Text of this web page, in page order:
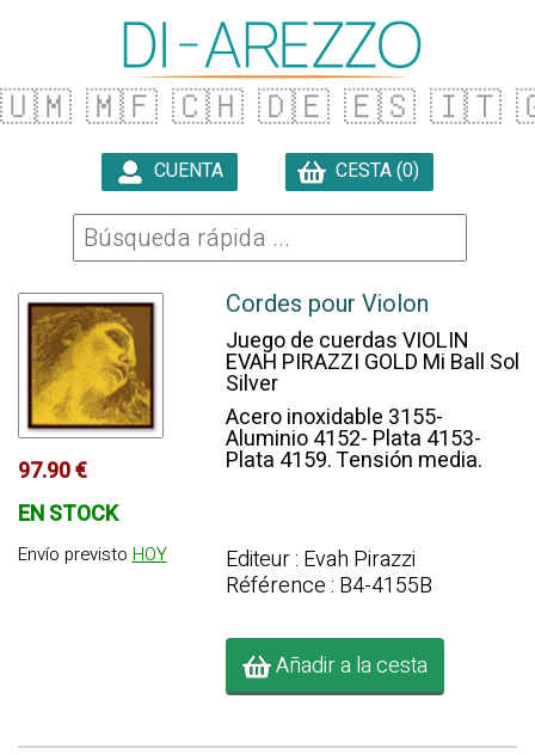
🇺🇲 🇲🇫 🇨🇭 🇩🇪 🇪🇸 🇮🇹
CUENTA CESTA (0)
97.90 €
EN STOCK
Envío previsto HOY
Cordes pour Violon
Juego de cuerdas VIOLIN
EVAH PIRAZZI GOLD Mi Ball Sol
Silver
Acero inoxidable 3155-
Aluminio 4152- Plata 4153-
Plata 4159. Tensión media.
Editeur : Evah Pirazzi
Référence : B4-4155B
Añadir a la cesta